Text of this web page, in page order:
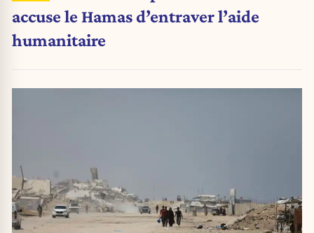
accuse le Hamas d’entraver l’aide
humanitaire